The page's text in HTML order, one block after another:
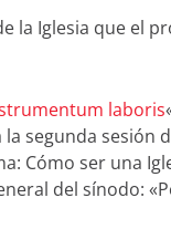
la Iglesia que el
laboris
segunda sesión
Cómo ser una
del sínodo: